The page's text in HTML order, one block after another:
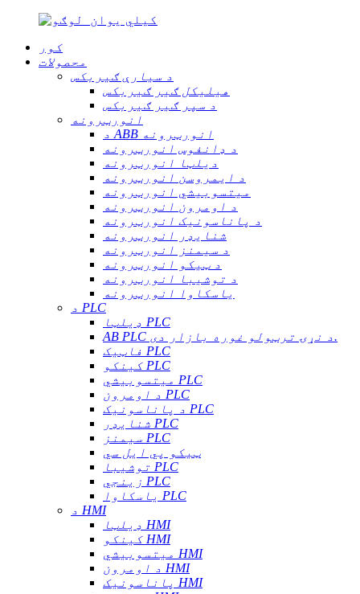
کور
محصولات
د سیارې ګیربکس
هیلیکل ګیر ګیربکس
د سپر ګیر ګیربکس
انورټرونه
د ABB انورټرونه
د ډانفوس انورټرونه
دیلټا انورټرونه
د ایمروسن انورټرونه
میتسوبیشي انورټرونه
د اومرون انورټرونه
د پاناسونیک انورټرونه
شنایډر انورټرونه
د سیمنز انورټرونه
د ټیکو انورټرونه
د توشیبا انورټرونه
یاسکاوا انورټرونه
د PLC
ډیلټا PLC
AB PLC د نړۍ ترټولو غوره بازار دی.
فاټیک PLC
کینکو PLC
میتسوبیشي PLC
د اومرون PLC
د پاناسونیک PLC
شنایډر PLC
سیمنز PLC
ټیکو پي ایل سي
توشیبا PLC
زینجي PLC
یاسکاوا PLC
د HMI
ډیلټا HMI
کینکو HMI
میتسوبیشي HMI
د اومرون HMI
پاناسونیک HMI